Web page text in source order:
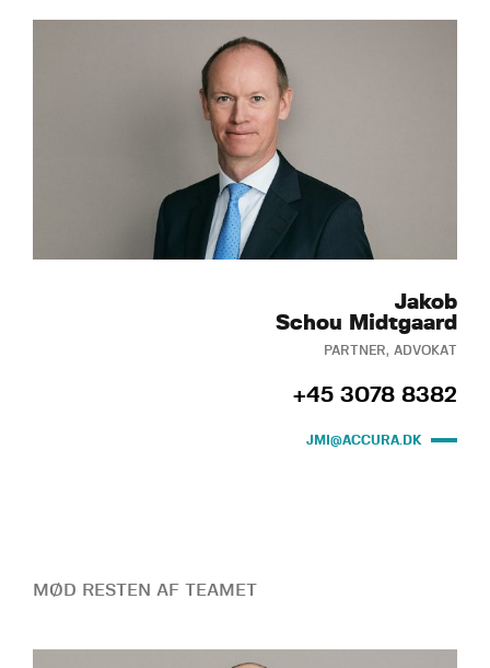
Jakob
Schou Midtgaard
PARTNER, ADVOKAT
+45 3078 8382
JMI@ACCURA.DK
MØD RESTEN AF TEAMET